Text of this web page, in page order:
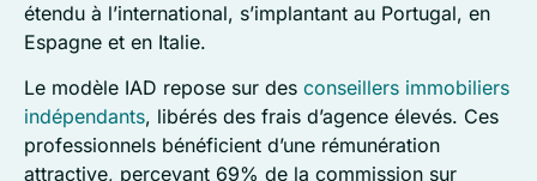
étendu à l’international, s’implantant au Portugal, en
Espagne et en Italie.
Le modèle IAD repose sur des conseillers immobiliers
indépendants, libérés des frais d’agence élevés. Ces
professionnels bénéficient d’une rémunération
attractive, percevant 69% de la commission sur